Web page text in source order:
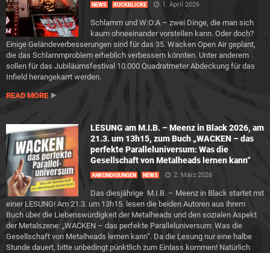
NEWS RÜCKBLICKE 1. April 2026
Schlamm und W:O:A – zwei Dinge, die man sich
kaum ohneeinander vorstellen kann. Oder doch?
Einige Geländeverbesserungen sind für das 35. Wacken Open Air geplant,
die das Schlammproblem erheblich verbessern könnten. Unter anderem
sollen für das Jubiläumsfestival 10.000 Quadratmeter Abdeckung für das
Infield herangekarrt werden.
READ MORE
LESUNG am M.I.B. – Meenz in Black 2026, am
21.3. um 13h15, zum Buch „WACKEN – das
perfekte Paralleluniversum: Was die
Gesellschaft von Metalheads lernen kann“
ANKÜNDIGUNGEN NEWS 2. März 2026
Das diesjährige M.I.B. – Meenz in Black startet mit
einer LESUNG! Am 21.3. um 13h15. lesen die beiden Autoren aus ihrem
Buch über die Liebenswürdigkeit der Metalheads und den sozialen Aspekt
der Metalszene: „WACKEN – das perfekte Paralleluniversum: Was die
Gesellschaft von Metalheads lernen kann“. Da die Lesung nur eine halbe
Stunde dauert, bitte unbedingt pünktlich zum Einlass kommen! Natürlich